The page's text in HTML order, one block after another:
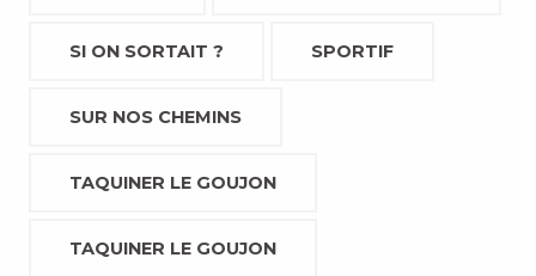
SI ON SORTAIT ? SPORTIF
SUR NOS CHEMINS
TAQUINER LE GOUJON
TAQUINER LE GOUJON